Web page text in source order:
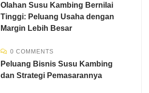
Olahan Susu Kambing Bernilai
Tinggi: Peluang Usaha dengan
Margin Lebih Besar
0 COMMENTS
Peluang Bisnis Susu Kambing
dan Strategi Pemasarannya